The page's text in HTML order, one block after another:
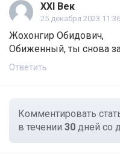
ХХl Век
25 декабря 2023 11:36
Жохонгир Обидович,
Обиженный, ты снова
Ответить
Комментировать
в течении 30 дней со